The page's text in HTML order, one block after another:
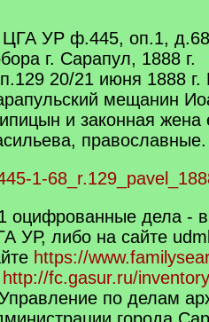
q
]
ЦГА УР ф.445, оп.1,
г. Сарапул, 1888 г.
20/21 июня 1888 г.
мещанин
и законная жена
православные.
оцифрованные дела -
УР, либо на сайте
https://
http://fc.gasur.ru/
по делам